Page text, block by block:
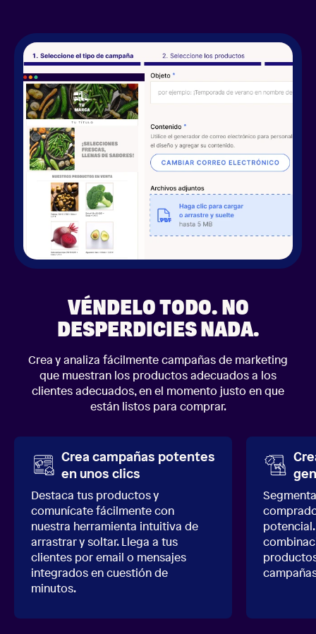
VÉNDELO TODO. NO
DESPERDICIES NADA.
Crea y analiza fácilmente campañas de marketing
que muestran los productos adecuados a los
clientes adecuados, en el momento justo en que
están listos para comprar.
Crea campañas potentes
en unos clics
Destaca tus productos y
comunícate fácilmente con
nuestra herramienta intuitiva de
arrastrar y soltar. Llega a tus
clientes por email o mensajes
integrados en cuestión de
minutos.